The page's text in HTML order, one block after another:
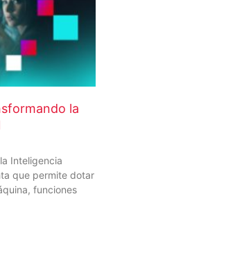
la
Inteligencia
que permite dotar
funciones